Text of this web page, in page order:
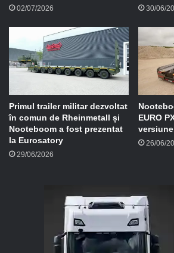
02/07/2026 30/06/
Primul trailer militar dezvoltat
în comun de Rheinmetall și
Nooteboom a fost prezentat
la Eurosatory
29/06/2026
EURO
26/06/